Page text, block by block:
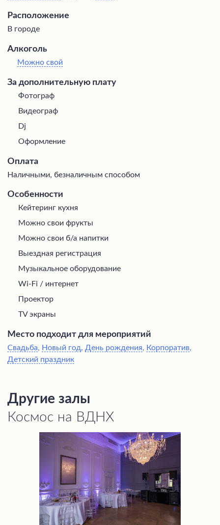
Расположение
В городе
Алкоголь
Можно свой
За дополнительную плату
Фотограф
Видеограф
Dj
Оформление
Оплата
Наличными, безналичным способом
Особенности
Кейтеринг кухня
Можно свои фрукты
Можно свои б/а напитки
Выездная регистрация
Музыкальное оборудование
Wi-Fi / интернет
Проектор
TV экраны
Место подходит для мероприятий
Свадьба, Новый год, День рождения, Корпоратив,
Детский праздник
Другие залы
Космос на ВДНХ